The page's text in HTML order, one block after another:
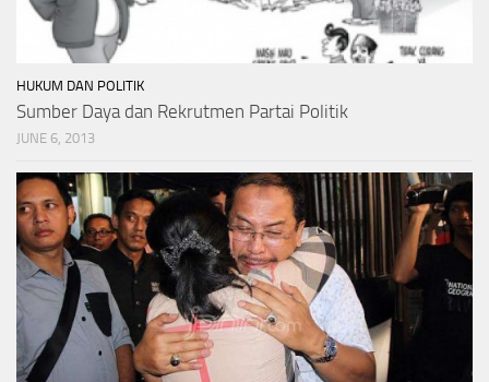
HUKUM DAN POLITIK
Sumber Daya dan Rekrutmen Partai Politik
JUNE 6, 2013